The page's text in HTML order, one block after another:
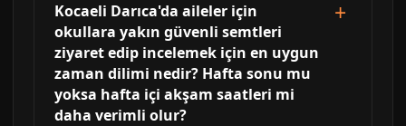
Kocaeli Darıca'da aileler için
okullara yakın güvenli semtleri
ziyaret edip incelemek için en uygun
zaman dilimi nedir? Hafta sonu mu
yoksa hafta içi akşam saatleri mi
daha verimli olur?